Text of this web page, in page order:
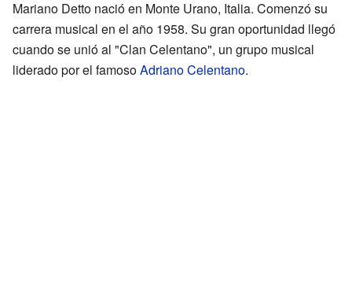
Mariano Detto nació en Monte Urano, Italia. Comenzó su
carrera musical en el año 1958. Su gran oportunidad llegó
cuando se unió al "Clan Celentano", un grupo musical
liderado por el famosoAdriano Celentano.